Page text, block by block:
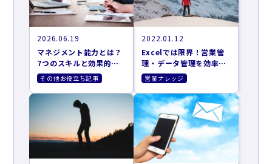
2026.06.19
マネジメント能力とは？
7つのスキルと効果的な
向上方法
その他お役立ち記事
2022.01.12
Excelでは限界！営業管
理・データ管理を効率化
する4つの方法
営業ナレッジ